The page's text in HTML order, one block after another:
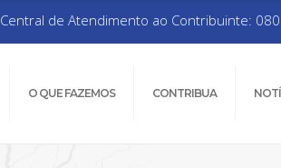
Central de Atendimento ao Contribuinte:
O QUE FAZEMOS CONTRIBUA